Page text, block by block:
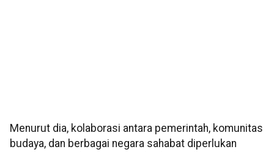
Menurut dia, kolaborasi antara pemerintah, komunitas
budaya, dan berbagai negara sahabat diperlukan